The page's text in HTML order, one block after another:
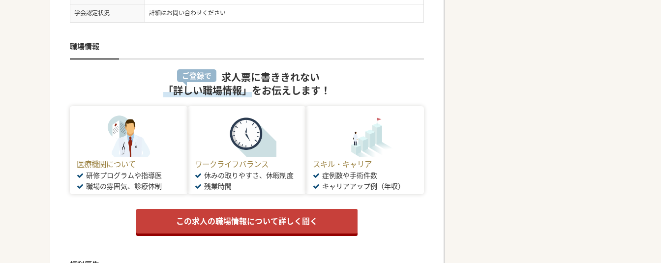
学会認定状況 詳細はお問い合わせください
職場情報
ご登録で
求人票に書ききれない
「詳しい職場情報」をお伝えします！
医療機関について
研修プログラムや指導医
職場の雰囲気、診療体制
ワークライフバランス
休みの取りやすさ、休暇制度
残業時間
スキル・キャリア
症例数や手術件数
キャリアアップ例（年収）
この求人の職場情報について詳しく聞く